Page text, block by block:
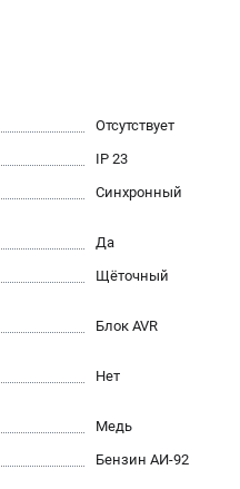
Отсутствует
IP 23
Синхронный
Да
Щёточный
Блок AVR
Нет
Медь
Бензин АИ-92